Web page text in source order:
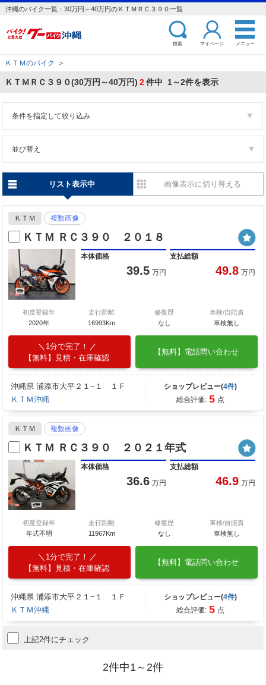
沖縄のバイク一覧：30万円～40万円のＫＴＭＲＣ３９０一覧
検索 マイページ メニュー
ＫＴＭのバイク ＞
ＫＴＭＲＣ３９０(30万円～40万円) 2件中 1～2件を表示
条件を指定して絞り込み
並び替え
リスト表示中 画像表示に切り替える
ＫＴＭ 複数画像
ＫＴＭ ＲＣ３９０ ２０１８
本体価格
39.5 万円
支払総額
49.8 万円
初度登録年
2020年
走行距離
16993Km
修復歴
なし
車検/自賠責
車検無し
1分で完了！
【無料】見積・在庫確認
【無料】電話問い合わせ
沖縄県 浦添市大平２１−１ １Ｆ
ＫＴＭ沖縄
ショップレビュー(4件)
総合評価: 5 点
ＫＴＭ 複数画像
ＫＴＭ ＲＣ３９０ ２０２１年式
本体価格
36.6 万円
支払総額
46.9 万円
初度登録年
年式不明
走行距離
11967Km
修復歴
なし
車検/自賠責
車検無し
1分で完了！
【無料】見積・在庫確認
【無料】電話問い合わせ
沖縄県 浦添市大平２１−１ １Ｆ
ＫＴＭ沖縄
ショップレビュー(4件)
総合評価: 5 点
上記2件にチェック
2件中1～2件